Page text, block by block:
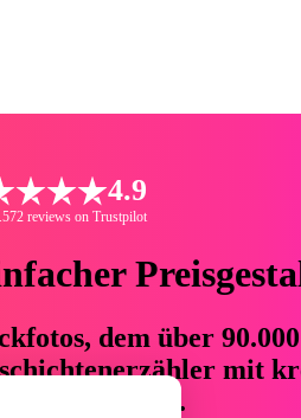
4.9
reviews on Trustpilot
dem über
mit
einsparen.